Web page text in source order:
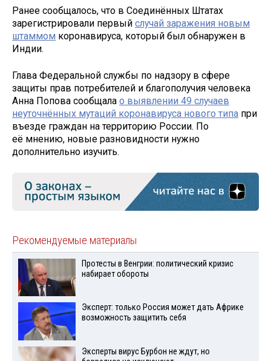
Ранее сообщалось, что в Соединённых Штатах
зарегистрировали первый случай заражения новым
штаммом коронавируса, который был обнаружен в
Индии.
Глава Федеральной службы по надзору в сфере
защиты прав потребителей и благополучия человека
Анна Попова сообщала о выявлении 49 случаев
неуточнённых мутаций коронавируса нового типа при
въезде граждан на территорию России. По
её мнению, новые разновидности нужно
дополнительно изучить.
Рекомендуемые материалы
Протесты в Венгрии: политический кризис
набирает обороты
Эксперт: только Россия может дать Африке
возможность защитить себя
Эксперты вирус Бурбон не ждут, но